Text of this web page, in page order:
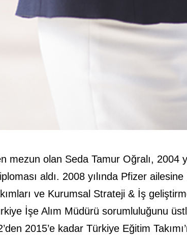
mezun olan Seda Tamur Oğralı, 2004
aldı. 2008 yılında Pfizer
ve Kurumsal Strateji & İş
İşe Alım Müdürü sorumluluğunu
2015’e kadar Türkiye Eğitim